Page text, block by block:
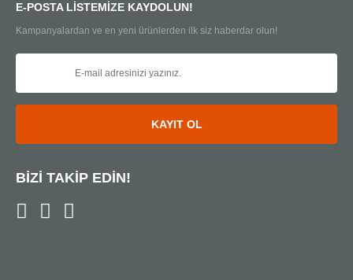
E-POSTA LİSTEMİZE KAYDOLUN!
Kampanyalardan ve en yeni ürünlerden ilk siz haberdar olun!
KAYIT OL
BİZİ TAKİP EDİN!